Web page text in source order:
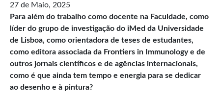
27 de Maio, 2025
Para além do trabalho como docente na Faculdade, como
líder do grupo de investigação do iMed da Universidade
de Lisboa, como orientadora de teses de estudantes,
como editora associada da Frontiers in Immunology e de
outros jornais científicos e de agências internacionais,
como é que ainda tem tempo e energia para se dedicar
ao desenho e à pintura?